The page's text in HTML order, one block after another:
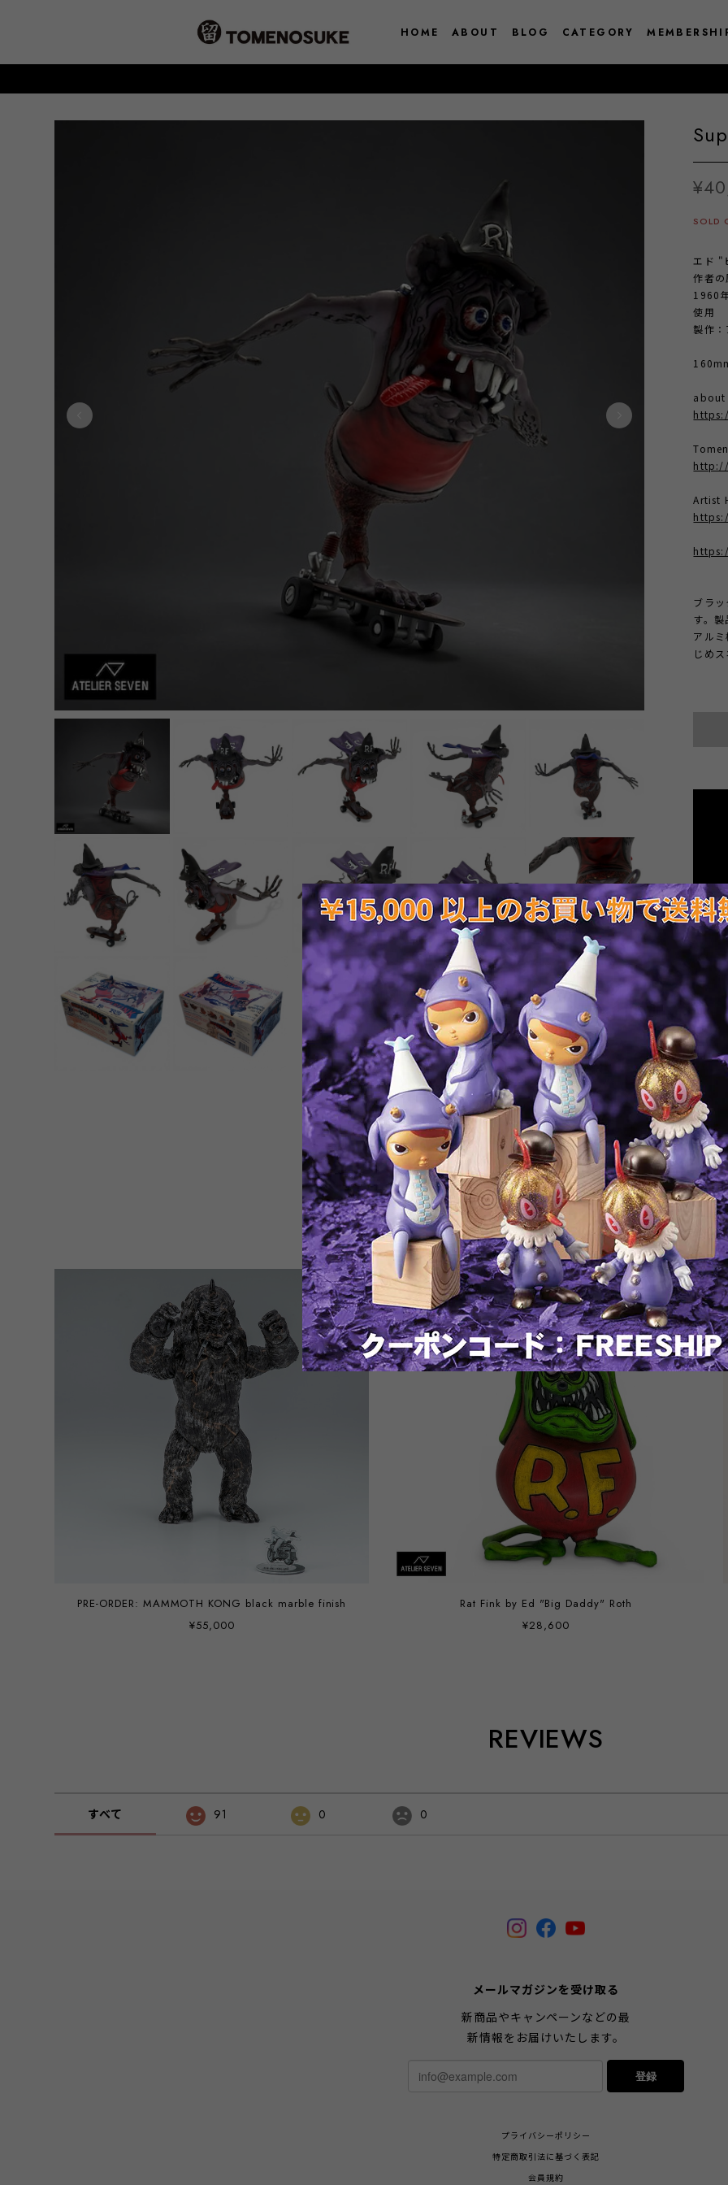
HOME ABOUT BLOG CATEGORY
SOLD
エド "
作者
1960
使用
製作
about
Artist
ブラ
す。
アル
じめ
※この
RELATED ITEMS
PRE-ORDER: MAMMOTH KONG black marble finish
¥55,000
Rat Fink by Ed "Big Daddy" Roth
¥28,600
REVIEWS
すべて 91 0 0
メールマガジンを受け取る
新商品やキャンペーンなどの最
新情報をお届けいたします。
登録
プライバシーポリシー
特定商取引法に基づく表記
会員規約